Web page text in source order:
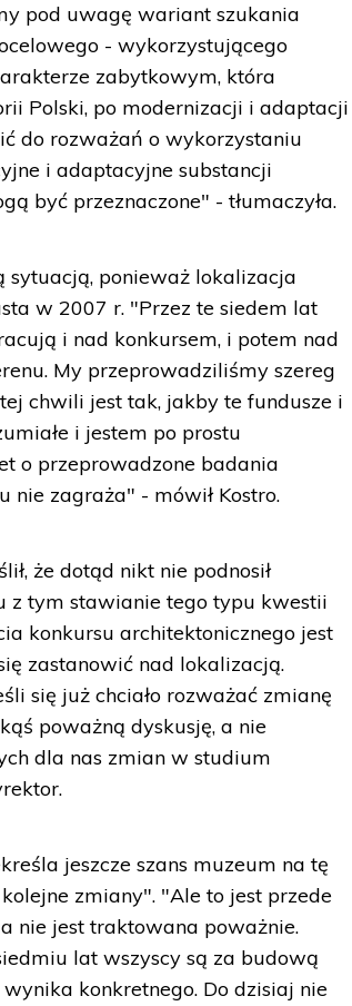
pod uwagę wariant szukania
- wykorzystującego
zabytkowym, która
Polski, po modernizacji i adaptacji
do rozważań o wykorzystaniu
i adaptacyjne substancji
być przeznaczone" - tłumaczyła.
sytuacją, ponieważ lokalizacja
w 2007 r. "Przez te siedem lat
i nad konkursem, i potem nad
My przeprowadziliśmy szereg
chwili jest tak, jakby te fundusze i
i jestem po prostu
o przeprowadzone badania
nie zagraża" - mówił Kostro.
że dotąd nikt nie podnosił
z tym stawianie tego typu kwestii
konkursu architektonicznego jest
zastanowić nad lokalizacją.
się już chciało rozważać zmianę
poważną dyskusję, a nie
dla nas zmian w studium
jeszcze szans muzeum na tę
zmiany". "Ale to jest przede
nie jest traktowana poważnie.
lat wszyscy są za budową
konkretnego. Do dzisiaj nie